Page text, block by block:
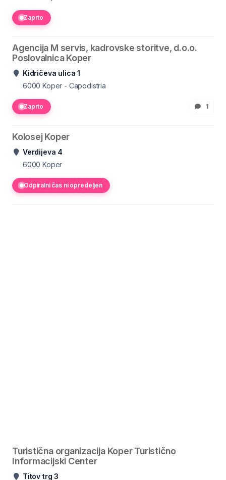
Zaprto
Agencija M servis, kadrovske storitve, d.o.o.
Poslovalnica Koper
Kidričeva ulica 1
6000 Koper - Capodistria
Zaprto 1
Kolosej Koper
Verdijeva 4
6000 Koper
Odpiralni čas ni opredeljen
Turistična organizacija Koper Turistično
Informacijski Center
Titov trg 3